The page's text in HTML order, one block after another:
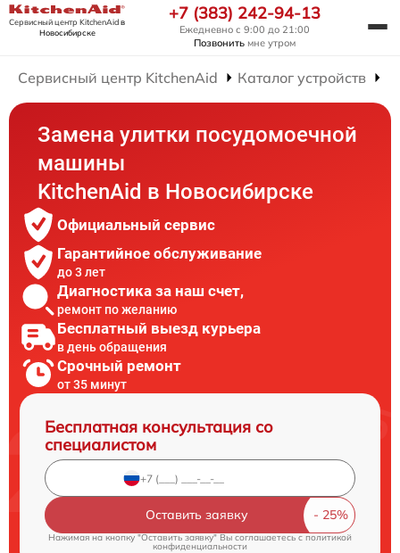
Сервисный центр KitchenAidв
Новосибирске
+7 (383) 242-94-13
Ежедневно с 9:00 до 21:00
Позвонить мне утром
Сервисный центр KitchenAid Каталог устройств
Замена улитки посудомоечной
машины
KitchenAid в Новосибирске
Официальный сервис
Гарантийное обслуживание
до 3 лет
Диагностика за наш счет,
ремонт по желанию
Бесплатный выезд курьера
в день обращения
Срочный ремонт
от 35 минут
Бесплатная консультация со
специалистом
Оставить заявку
Нажимая на кнопку "Оставить заявку" Вы соглашаетесь cполитикой
конфиденциальности